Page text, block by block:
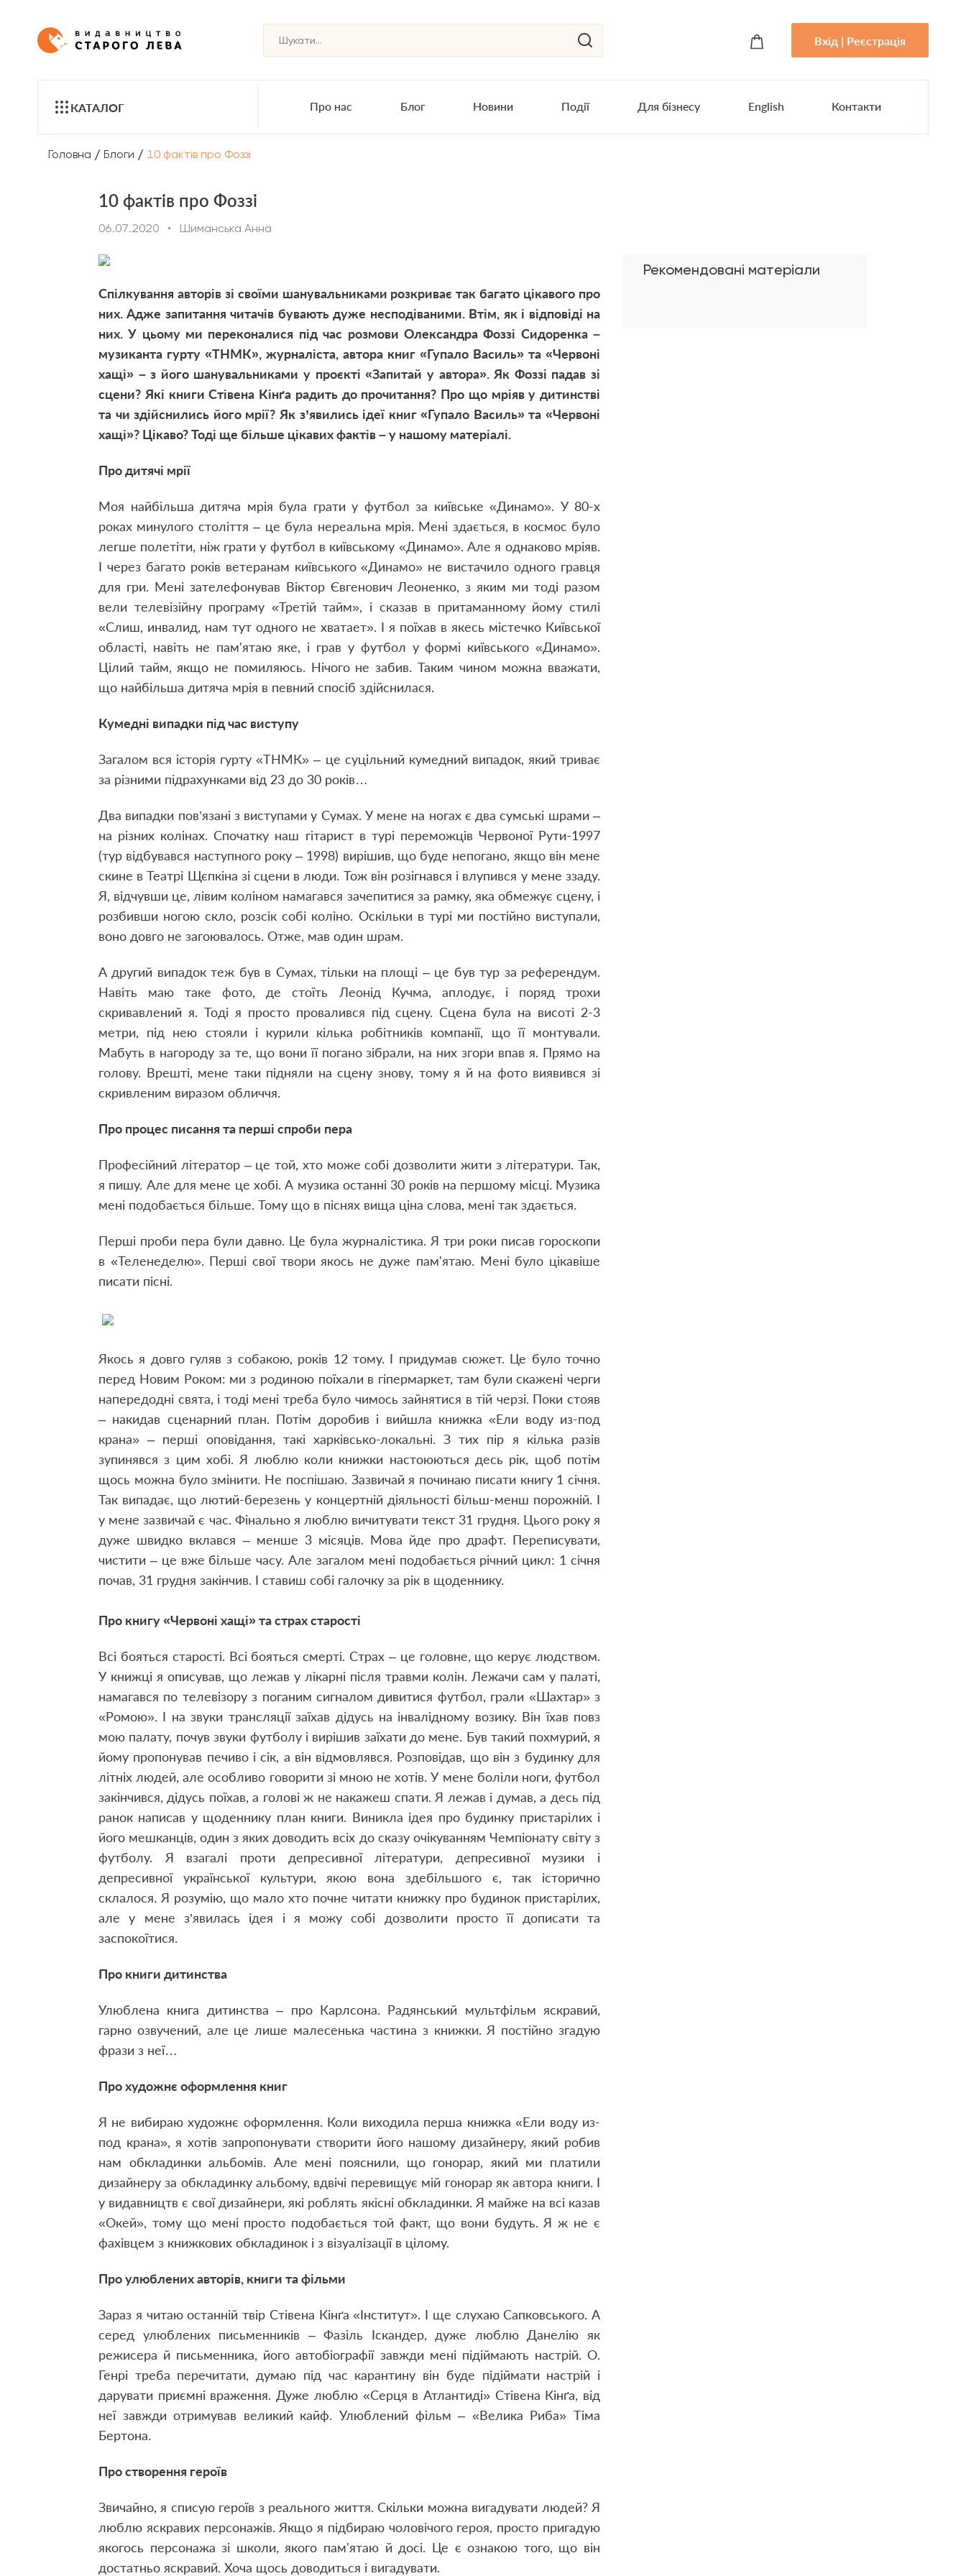
Вхід | Реєстрація
КАТАЛОГ Про нас Блог Новини Події Для бізнесу English Контакти
Головна / Блоги / 10 фактів про Фоззі
10 фактів про Фоззі
06.07.2020 • Шиманська Анна
Спілкування авторів зі своїми шанувальниками розкриває так багато цікавого про
них. Адже запитання читачів бувають дуже несподіваними. Втім, як і відповіді на
них. У цьому ми переконалися під час розмови Олександра Фоззі Сидоренка –
музиканта гурту «ТНМК», журналіста, автора книг «Гупало Василь» та «Червоні
хащі» – з його шанувальниками у проєкті «Запитай у автора». Як Фоззі падав зі
сцени? Які книги Стівена Кінґа радить до прочитання? Про що мріяв у дитинстві
та чи здійснились його мрії? Як з’явились ідеї книг «Гупало Василь» та «Червоні
хащі»? Цікаво? Тоді ще більше цікавих фактів – у нашому матеріалі.
Про дитячі мрії
Моя найбільша дитяча мрія була грати у футбол за київське «Динамо». У 80-х
роках минулого століття – це була нереальна мрія. Мені здається, в космос було
легше полетіти, ніж грати у футбол в київському «Динамо». Але я однаково мріяв.
І через багато років ветеранам київського «Динамо» не вистачило одного гравця
для гри. Мені зателефонував Віктор Євгенович Леоненко, з яким ми тоді разом
вели телевізійну програму «Третій тайм», і сказав в притаманному йому стилі
«Слиш, инвалид, нам тут одного не хватает». І я поїхав в якесь містечко Київської
області, навіть не пам'ятаю яке, і грав у футбол у формі київського «Динамо».
Цілий тайм, якщо не помиляюсь. Нічого не забив. Таким чином можна вважати,
що найбільша дитяча мрія в певний спосіб здійснилася.
Кумедні випадки під час виступу
Загалом вся історія гурту «ТНМК» – це суцільний кумедний випадок, який триває
за різними підрахунками від 23 до 30 років…
Два випадки пов’язані з виступами у Сумах. У мене на ногах є два сумські шрами –
на різних колінах. Спочатку наш гітарист в турі переможців Червоної Рути-1997
(тур відбувався наступного року – 1998) вирішив, що буде непогано, якщо він мене
скине в Театрі Щєпкіна зі сцени в люди. Тож він розігнався і влупився у мене ззаду.
Я, відчувши це, лівим коліном намагався зачепитися за рамку, яка обмежує сцену, і
розбивши ногою скло, розсік собі коліно. Оскільки в турі ми постійно виступали,
воно довго не загоювалось. Отже, мав один шрам.
А другий випадок теж був в Сумах, тільки на площі – це був тур за референдум.
Навіть маю таке фото, де стоїть Леонід Кучма, аплодує, і поряд трохи
скривавлений я. Тоді я просто провалився під сцену. Сцена була на висоті 2-3
метри, під нею стояли і курили кілька робітників компанії, що її монтували.
Мабуть в нагороду за те, що вони її погано зібрали, на них згори впав я. Прямо на
голову. Врешті, мене таки підняли на сцену знову, тому я й на фото виявився зі
скривленим виразом обличчя.
Про процес писання та перші спроби пера
Професійний літератор – це той, хто може собі дозволити жити з літератури. Так,
я пишу. Але для мене це хобі. А музика останні 30 років на першому місці. Музика
мені подобається більше. Тому що в піснях вища ціна слова, мені так здається.
Перші проби пера були давно. Це була журналістика. Я три роки писав гороскопи
в «Теленеделю». Перші свої твори якось не дуже пам'ятаю. Мені було цікавіше
писати пісні.
Якось я довго гуляв з собакою, років 12 тому. І придумав сюжет. Це було точно
перед Новим Роком: ми з родиною поїхали в гіпермаркет, там були скажені черги
напередодні свята, і тоді мені треба було чимось зайнятися в тій черзі. Поки стояв
– накидав сценарний план. Потім доробив і вийшла книжка «Ели воду из-под
крана» – перші оповідання, такі харківсько-локальні. З тих пір я кілька разів
зупинявся з цим хобі. Я люблю коли книжки настоюються десь рік, щоб потім
щось можна було змінити. Не поспішаю. Зазвичай я починаю писати книгу 1 січня.
Так випадає, що лютий-березень у концертній діяльності більш-менш порожній. І
у мене зазвичай є час. Фінально я люблю вичитувати текст 31 грудня. Цього року я
дуже швидко вклався – менше 3 місяців. Мова йде про драфт. Переписувати,
чистити – це вже більше часу. Але загалом мені подобається річний цикл: 1 січня
почав, 31 грудня закінчив. І ставиш собі галочку за рік в щоденнику.
Про книгу «Червоні хащі» та страх старості
Всі бояться старості. Всі бояться смерті. Страх – це головне, що керує людством.
У книжці я описував, що лежав у лікарні після травми колін. Лежачи сам у палаті,
намагався по телевізору з поганим сигналом дивитися футбол, грали «Шахтар» з
«Ромою». І на звуки трансляції заїхав дідусь на інвалідному возику. Він їхав повз
мою палату, почув звуки футболу і вирішив заїхати до мене. Був такий похмурий, я
йому пропонував печиво і сік, а він відмовлявся. Розповідав, що він з будинку для
літніх людей, але особливо говорити зі мною не хотів. У мене боліли ноги, футбол
закінчився, дідусь поїхав, а голові ж не накажеш спати. Я лежав і думав, а десь під
ранок написав у щоденнику план книги. Виникла ідея про будинку пристарілих і
його мешканців, один з яких доводить всіх до сказу очікуванням Чемпіонату світу з
футболу. Я взагалі проти депресивної літератури, депресивної музики і
депресивної української культури, якою вона здебільшого є, так історично
склалося. Я розумію, що мало хто почне читати книжку про будинок пристарілих,
але у мене з’явилась ідея і я можу собі дозволити просто її дописати та
заспокоїтися.
Про книги дитинства
Улюблена книга дитинства – про Карлсона. Радянський мультфільм яскравий,
гарно озвучений, але це лише малесенька частина з книжки. Я постійно згадую
фрази з неї…
Про художнє оформлення книг
Я не вибираю художнє оформлення. Коли виходила перша книжка «Ели воду из-
под крана», я хотів запропонувати створити його нашому дизайнеру, який робив
нам обкладинки альбомів. Але мені пояснили, що гонорар, який ми платили
дизайнеру за обкладинку альбому, вдвічі перевищує мій гонорар як автора книги. І
у видавництв є свої дизайнери, які роблять якісні обкладинки. Я майже на всі казав
«Окей», тому що мені просто подобається той факт, що вони будуть. Я ж не є
фахівцем з книжкових обкладинок і з візуалізації в цілому.
Про улюблених авторів, книги та фільми
Зараз я читаю останній твір Стівена Кінґа «Інститут». І ще слухаю Сапковського. А
серед улюблених письменників – Фазіль Іскандер, дуже люблю Данелію як
режисера й письменника, його автобіографії завжди мені підіймають настрій. О.
Генрі треба перечитати, думаю під час карантину він буде підіймати настрій і
дарувати приємні враження. Дуже люблю «Серця в Атлантиді» Стівена Кінґа, від
неї завжди отримував великий кайф. Улюблений фільм – «Велика Риба» Тіма
Бертона.
Про створення героїв
Звичайно, я списую героїв з реального життя. Скільки можна вигадувати людей? Я
люблю яскравих персонажів. Якщо я підбираю чоловічого героя, просто пригадую
якогось персонажа зі школи, якого пам'ятаю й досі. Це є ознакою того, що він
достатньо яскравий. Хоча щось доводиться і вигадувати.
Рекомендовані матеріали